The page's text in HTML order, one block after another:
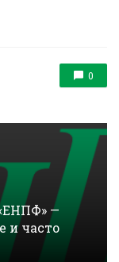
0
—
и часто